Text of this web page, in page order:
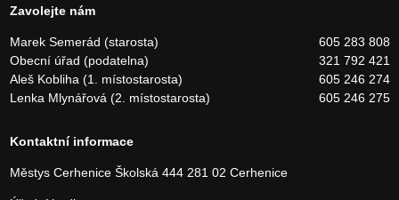
Zavolejte nám
Marek Semerád (starosta)
605 283 808
Obecní úřad (podatelna)
321 792 421
Aleš Kobliha (1. místostarosta)
605 246 274
Lenka Mlynářová (2. místostarosta)
605 246 275
Kontaktní informace
Městys CerheniceŠkolská 444281 02 Cerhenice